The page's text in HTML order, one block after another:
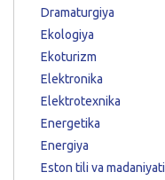
Dramaturgiya
Ekologiya
Ekoturizm
Elektronika
Elektrotexnika
Energetika
Energiya
Eston tili va madaniyati